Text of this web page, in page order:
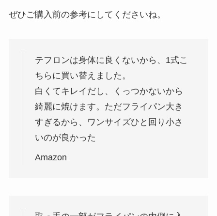
ぜひご購入前の参考にしてくださいね。
テフロンは身体に良くないから、1式こ
ちらに買い替えました。
白くてキレイだし、くっつかないから
綺麗に焼けます。ただフライパン大き
すぎるから、ワンサイズひと回り小さ
いのが良かった
Amazon